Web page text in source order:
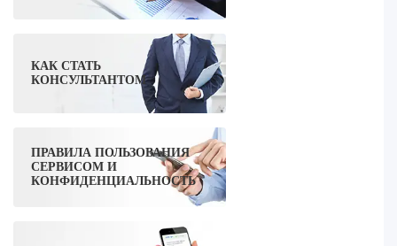
КАК СТАТЬ
КОНСУЛЬТАНТОМ
ПРАВИЛА ПОЛЬЗОВАНИЯ
СЕРВИСОМ И
КОНФИДЕНЦИАЛЬНОСТЬ